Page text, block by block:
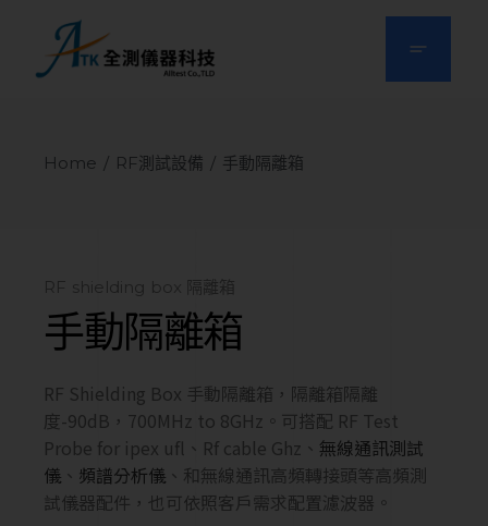
Home RF測試設備 手動隔離箱
RF shielding box 隔離箱
手動隔離箱
RF Shielding Box 手動隔離箱，隔離箱隔離
度-90dB，700MHz to 8GHz。可搭配 RF Test
Probe for ipex ufl、Rf cable Ghz、 無線通訊測試
儀 、 頻譜分析儀 、和無線通訊高頻轉接頭等高頻測
試儀器配件，也可依照客戶需求配置濾波器。